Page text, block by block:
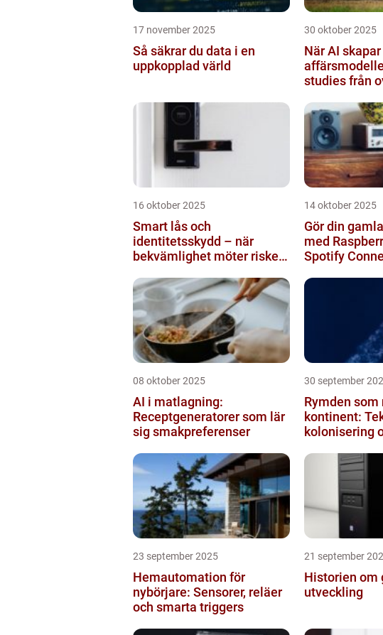
17 november 2025
Så säkrar du data i en
uppkopplad värld
30 oktober 2025
När AI
studies från
16 oktober 2025
Smart lås och
identitetsskydd – när
bekvämlighet möter risker
14 oktober 2025
Gör din
med
Spotify
08 oktober 2025
AI i matlagning:
Receptgeneratorer som lär
sig smakpreferenser
30 september
Rymden som
kontinent:
kolonisering
23 september 2025
Hemautomation för
nybörjare: Sensorer, reläer
och smarta triggers
21 september
Historien om
utveckling